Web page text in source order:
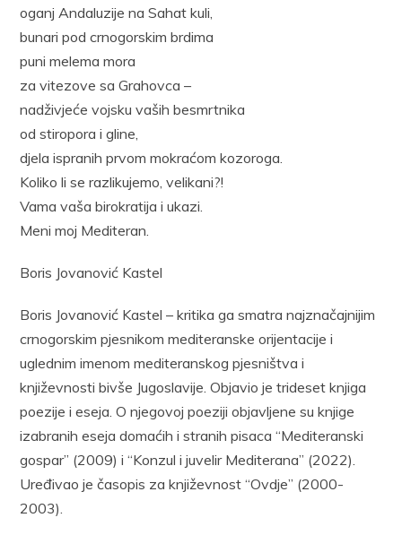
oganj Andaluzije na Sahat kuli,
bunari pod crnogorskim brdima
puni melema mora
za vitezove sa Grahovca –
nadživjeće vojsku vaših besmrtnika
od stiropora i gline,
djela ispranih prvom mokraćom kozoroga.
Koliko li se razlikujemo, velikani?!
Vama vaša birokratija i ukazi.
Meni moj Mediteran.
Boris Jovanović Kastel
Boris Jovanović Kastel – kritika ga smatra najznačajnijim
crnogorskim pjesnikom mediteranske orijentacije i
uglednim imenom mediteranskog pjesništva i
književnosti bivše Jugoslavije. Objavio je trideset knjiga
poezije i eseja. O njegovoj poeziji objavljene su knjige
izabranih eseja domaćih i stranih pisaca “Mediteranski
gospar” (2009) i “Konzul i juvelir Mediterana” (2022).
Uređivao je časopis za književnost “Ovdje” (2000-
2003).